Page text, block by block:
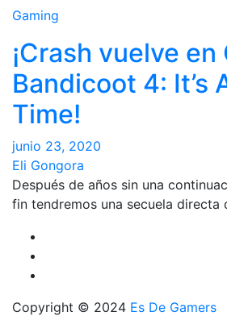
Gaming
¡Crash vuelve en
Bandicoot 4: It’s
Time!
junio 23, 2020
Eli Gongora
Después de años sin una
fin tendremos una secuela directa
Copyright © 2024 Es De Gamers